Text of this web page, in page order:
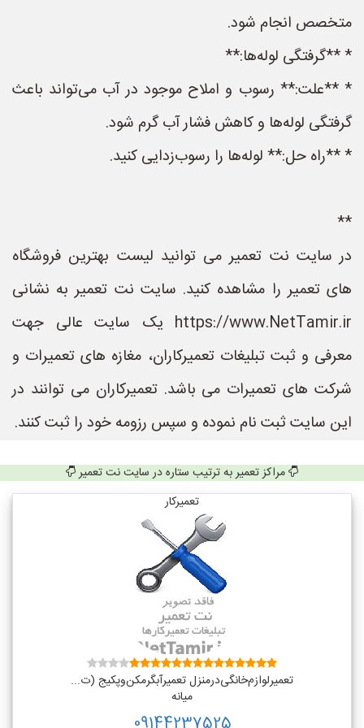
متخصص انجام شود.
* **گرفتگی لوله‌ها:**
* **علت:** رسوب و املاح موجود در آب می‌تواند باعث
گرفتگی لوله‌ها و کاهش فشار آب گرم شود.
* **راه حل:** لوله‌ها را رسوب‌زدایی کنید.
**
در سایت نت تعمیر می توانید لیست بهترین فروشگاه
های تعمیر را مشاهده کنید. سایت نت تعمیر به نشانی
https://www.NetTamir.ir یک سایت عالی جهت
معرفی و ثبت تبلیغات تعمیرکاران، مغازه های تعمیرات و
شرکت های تعمیرات می باشد. تعمیرکاران می توانند در
این سایت ثبت نام نموده و سپس رزومه خود را ثبت کنند.
مراکز تعمیر به ترتیب ستاره در سایت نت تعمیر
تعمیرکار
تعمیر‌لوازم‌‌خانگی‌در‌منزل‌ تعمیر‌آبگرمکن‌وپکیج (ت...
میانه